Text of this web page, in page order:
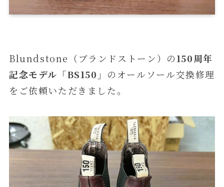
Blundstone（ブランドストーン）の150周年
記念モデル「BS150」 のオールソール交換修理
をご依頼いただきました。